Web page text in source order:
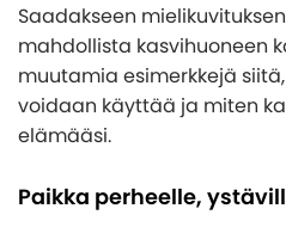
Saadakseen
mahdollista kasvihuoneen
muutamia esimerkkejä
voidaan käyttää ja miten
elämääsi.
Paikka perheelle,